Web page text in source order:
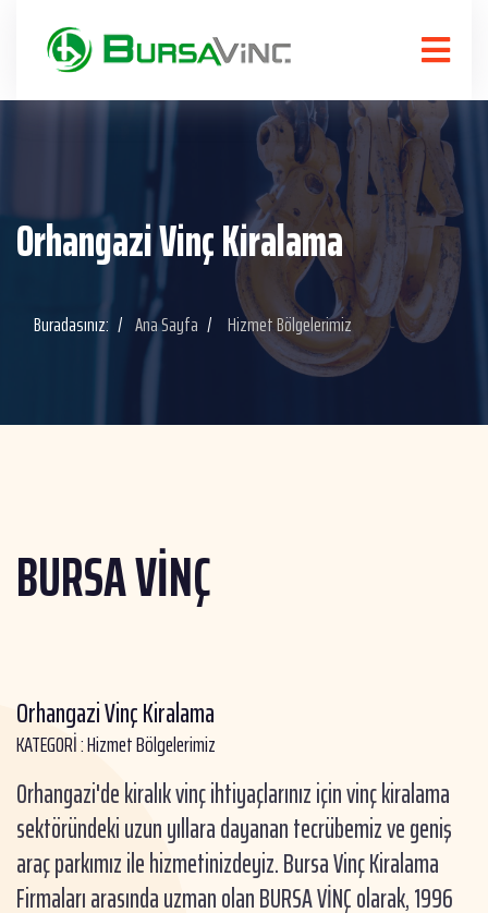
Orhangazi Vinç Kiralama
Buradasınız: Ana Sayfa Hizmet Bölgelerimiz
BURSA VİNÇ
Orhangazi Vinç Kiralama
KATEGORİ :Hizmet Bölgelerimiz
Orhangazi'de kiralık vinç ihtiyaçlarınız için vinç kiralama
sektöründeki uzun yıllara dayanan tecrübemiz ve geniş
araç parkımız ile hizmetinizdeyiz. Bursa Vinç Kiralama
Firmaları arasında uzman olan BURSA VİNÇ olarak, 1996